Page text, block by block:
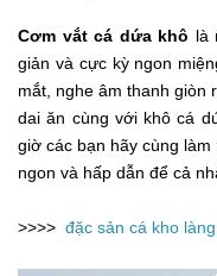
Cơm vắt cá dứa khô là
giản và cực kỳ ngon
mắt, nghe âm thanh giòn
dai ăn cùng với khô cá
giờ các bạn hãy cùng làm
ngon và hấp dẫn để cả
>>>> đặc sản cá kho